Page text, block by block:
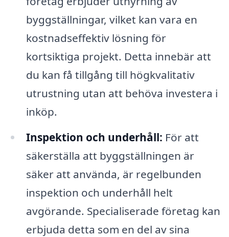
byggställningar, vilket kan vara en
kostnadseffektiv lösning för
kortsiktiga projekt. Detta innebär att
du kan få tillgång till högkvalitativ
utrustning utan att behöva investera i
inköp.
Inspektion och underhåll: För att
säkerställa att byggställningen är
säker att använda, är regelbunden
inspektion och underhåll helt
avgörande. Specialiserade företag kan
erbjuda detta som en del av sina